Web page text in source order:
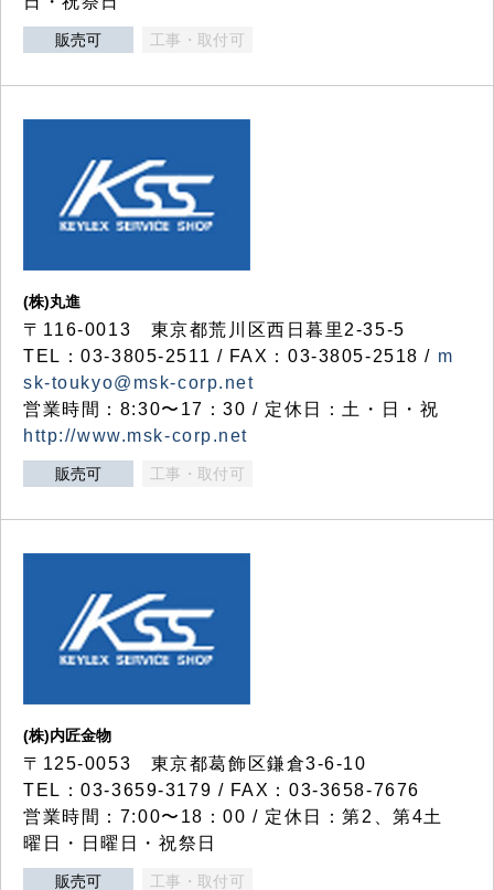
販売可 工事・取付可
(株)丸進
〒116-0013 東京都荒川区西日暮里2-35-5
TEL：03-3805-2511 / FAX：03-3805-2518 / m
sk-toukyo@msk-corp.net
営業時間：8:30〜17：30 / 定休日：土・日・祝
http://www.msk-corp.net
販売可 工事・取付可
(株)内匠金物
〒125-0053 東京都葛飾区鎌倉3-6-10
TEL：03-3659-3179 / FAX：03-3658-7676
営業時間：7:00〜18：00 / 定休日：第2、第4土
曜日・日曜日・祝祭日
販売可 工事・取付可